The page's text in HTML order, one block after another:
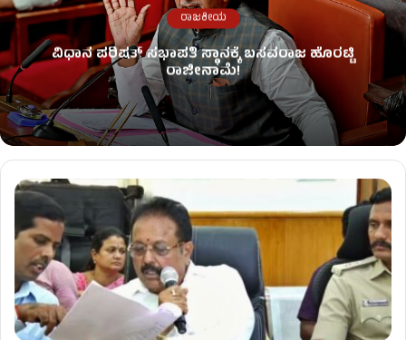
ರಾಜಕೀಯ
ವಿಧಾನ ಪರಿಷತ್ ಸಭಾಪತಿ ಸ್ಥಾನಕ್ಕೆ ಬಸವರಾಜ ಹೊರಟ್ಟಿ
ರಾಜೀನಾಮೆ!